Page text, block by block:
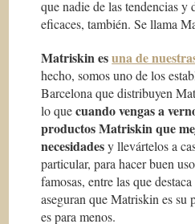
que nadie de las tendencias y
eficaces, también. Se llama
Matriskin esuna de
hecho, somos uno de los
Barcelona que distribuyen
lo quecuando vengas a
productos Matriskin que
necesidadesy llevártelos a
particular, para hacer buen
famosas, entre las que
aseguran que Matriskin es su
es para menos.